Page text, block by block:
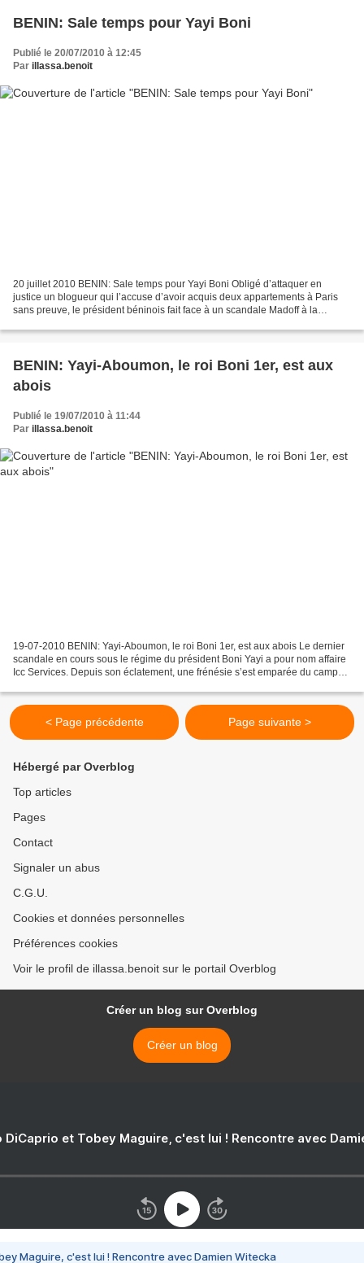
BENIN: Sale temps pour Yayi Boni
Publié le 20/07/2010 à 12:45
Par illassa.benoit
20 juillet 2010 BENIN: Sale temps pour Yayi Boni Obligé d’attaquer en
justice un blogueur qui l’accuse d’avoir acquis deux appartements à Paris
sans preuve, le président béninois fait face à un scandale Madoff à la
BENIN: Yayi-Aboumon, le roi Boni 1er, est aux
abois
Publié le 19/07/2010 à 11:44
Par illassa.benoit
19-07-2010 BENIN: Yayi-Aboumon, le roi Boni 1er, est aux abois Le dernier
scandale en cours sous le régime du président Boni Yayi a pour nom affaire
Icc Services. Depuis son éclatement, une frénésie s’est emparée du camp
< Page précédente Page suivante >
Hébergé par Overblog
Top articles
Pages
Contact
Signaler un abus
C.G.U.
Cookies et données personnelles
Préférences cookies
Voir le profil de illassa.benoit sur le portail Overblog
Créer un blog sur Overblog
Créer un blog
DiCaprio et Tobey Maguire, c'est lui ! Rencontre avec
Maguire, c'est lui ! Rencontre avec Damien Witecka